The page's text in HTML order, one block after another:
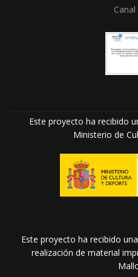
Este proyecto ha recibido
Ministerio de
Este proyecto ha recibido
realización de material